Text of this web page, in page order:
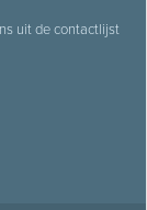
uit de contactlijst